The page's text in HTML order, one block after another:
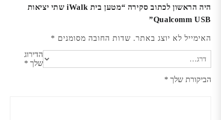
היה הראשון לכתוב סקירה “מטען בית iWalk שתי יציאות
Qualcomm USB”
האימייל לא יוצג באתר. שדות החובה מסומנים *
הדירוג
שלך *
הביקורת שלך *